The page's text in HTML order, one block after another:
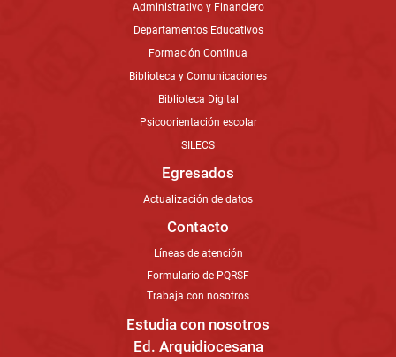
Administrativo y Financiero
Departamentos Educativos
Formación Continua
Biblioteca y Comunicaciones
Biblioteca Digital
Psicoorientación escolar
SILECS
Egresados
Actualización de datos
Contacto
Líneas de atención
Formulario de PQRSF
Trabaja con nosotros
Estudia con nosotros
Ed. Arquidiocesana